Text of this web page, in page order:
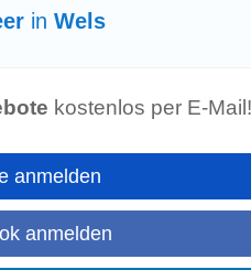
Innovationsmanagement,
in Wels
kostenlos per E-Mail!
anmelden
anmelden